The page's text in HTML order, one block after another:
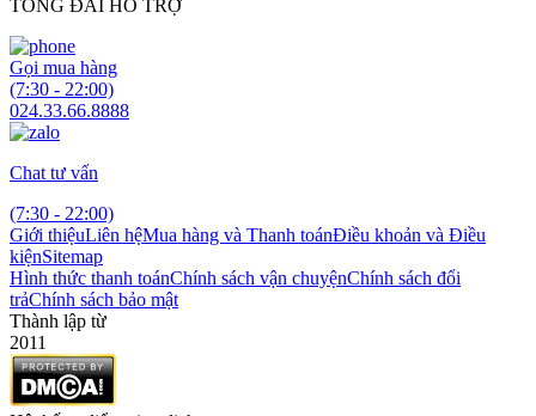
TỔNG ĐÀI HỖ TRỢ
Gọi mua hàng
(7:30 - 22:00)
024.33.66.8888
Chat tư vấn
(7:30 - 22:00)
Giới thiệuLiên hệMua hàng và Thanh toánĐiều khoản và Điều
kiệnSitemap
Hình thức thanh toánChính sách vận chuyệnChính sách đổi
trảChính sách bảo mật
Thành lập từ
2011